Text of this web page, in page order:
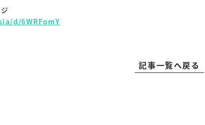
d/6WRFomY
記事一覧へ戻る